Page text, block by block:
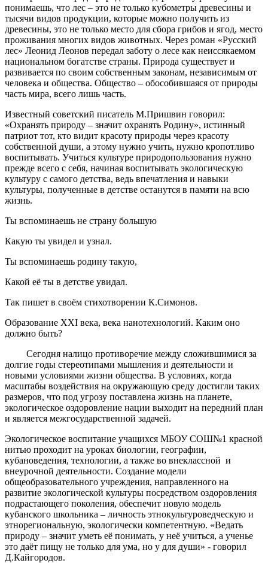
понимаешь, что лес – это не только кубометры древесины и
тысячи видов продукции, которые можно получить из
древесины, это не только место для сбора грибов и ягод, место
проживания многих видов животных. Через роман «Русский
лес» Леонид Леонов передал заботу о лесе как неиссякаемом
национальном богатстве страны. Природа существует и
развивается по своим собственным законам, независимым от
человека и общества. Общество – обособившаяся от природы
часть мира, всего лишь часть.
Известный советский писатель М.Пришвин говорил:
«Охранять природу – значит охранять Родину», истинный
патриот тот, кто видит красоту природы через красоту
собственной души, а этому нужно учить, нужно кропотливо
воспитывать. Учиться культуре природопользования нужно
прежде всего с себя, начиная воспитывать экологическую
культуру с самого детства, ведь впечатления и навыки
культуры, полученные в детстве останутся в памяти на всю
жизнь.
Ты вспоминаешь не страну большую
Какую ты увидел и узнал.
Ты вспоминаешь родину такую,
Какой её ты в детстве увидал.
Так пишет в своём стихотворении К.Симонов.
Образование XXI века, века нанотехнологий. Каким оно
должно быть?
Сегодня налицо противоречие между сложившимися за
долгие годы стереотипами мышления и деятельности и
новыми условиями жизни общества. В условиях, когда
масштабы воздействия на окружающую среду достигли таких
размеров, что под угрозу поставлена жизнь на планете,
экологическое оздоровление нации выходит на передний план
и является межгосударственной задачей.
Экологическое воспитание учащихся МБОУ СОШ№1 красной
нитью проходит на уроках биологии, географии,
кубановедения, технологии, а также во внеклассной и
внеурочной деятельности. Создание модели
общеобразовательного учреждения, направленного на
развитие экологической культуры посредством оздоровления
подрастающего поколения, обеспечит новую модель
кубанского школьника – личность этнокультуроведческую и
этнорегиональную, экологически компетентную. «Ведать
природу – значит уметь её понимать, у неё учиться, а ученье
это даёт пищу не только для ума, но у для души» - говорил
Д.Кайгородов.